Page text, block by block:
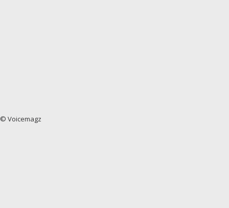
© Voicemagz